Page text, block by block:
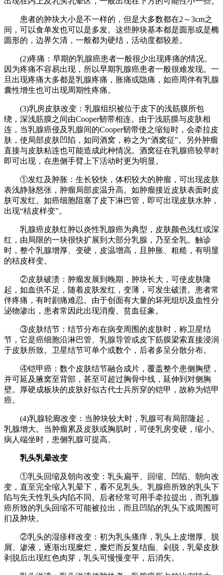
患者的肿块大小是不一样的，但是大多数都在2～3cm之
间，可以食单发也可以是多发。这些肿块基本都是圆形或是椭
圆形的，边界欠清，一般都为硬结，活动度都较差。
(2)疼痛：早期的乳腺癌患者一般很少出现疼痛的情况。
因为疼痛不容易出现，所以早期乳腺癌患者一般很难发现。一
旦出现疼痛大多都是乳腺疼痛，胀痛或隐痛，如癌周伴有乳腺
囊性增生也可出现周期性疼痛。
(3)乳房皮肤改变：乳腺组织被位于皮下的浅筋膜所包
绕，深浅筋膜之间由Cooper韧带相连。由于浅筋膜与皮肤相
连，当乳腺癌侵及乳腺间的Cooper韧带使之缩短时，会牵拉皮
肤，使局部皮肤凹陷，如同酒窝，称之为“酒窝征"。另外肿瘤
直接与皮肤粘连也可能造成此种情况。酒窝征在乳腺癌较早时
即可出现，在患侧手臂上下活动时更为明显。
①发红及肿胀：生长较快，体积较大的肿瘤，可出现皮肤
表浅静脉怒张，肿瘤局部皮温升高。如肿瘤接近皮肤表面时皮
肤可发红。如癌细胞阻塞了皮下淋巴管，即可出现皮肤水肿，
出现“桔皮样变”。
乳腺癌皮肤红肿以炎性乳腺癌为典型，皮肤颜色浅红或深
红，由局限的一块很快扩展到大部分乳腺，乃至全乳。触诊
时，整个乳腺增厚、变硬，皮温增高，且肿胀、粗糙，有明显
的桔皮样变。
②皮肤破溃：肿瘤发展到晚期，肿块长大，可使皮肤隆
起，如血供不足，随着皮肤发红，变薄，可发生破溃。患者常
伴疼痛，有时剧痛难忍。由于创面有大量的坏死组织及血性分
泌物渗出，患者常因此出现消瘦、贫血征象。
③皮肤结节：结节分布在病变周围的皮肤时，称卫星结
节，它是癌细胞沿淋巴管、乳腺导管或皮下筋膜梁索直接浸润
于皮肤所致。卫星结节可单个或数个，后者多呈分散分布。
④铠甲癌：数个皮肤结节融合成片，覆盖整个患侧胸壁，
并可延及腋窝至背部，甚至可超过胸骨中线，延伸到对侧胸
壁。厚硬成板块的皮肤好似古代士兵所穿的铠甲，故称为铠甲
癌。
(4)乳腺轮廊改变：当肿块较大时，乳腺可有局部隆起，
乳腺增大。当肿瘤累及皮肤或胸肌时，可使乳房变硬，缩小。
病人端坐时，患侧乳腺可提高。
乳头乳晕改变
①乳头回缩及朝向改变：乳头扁平、回缩、凹陷、朝向改
变，直至完全缩入乳晕下，看不见乳头。乳腺癌所致的乳头下
陷与先天性乳头内陷不同。后者经常可用手牵拉提出，而乳腺
癌所致的乳头回缩不可能被拉出，而且凹陷的乳头下或周围可
扪及肿块。
②乳头的湿疹样改变：初为乳头瘙痒，乳头上皮增厚、脱
屑、渗液，逐渐出现糜烂，糜烂而反复结痂、剁脱，乳晕皮肤
剥脱后出现红色肉芽，乳头可慢慢变平，后消失。